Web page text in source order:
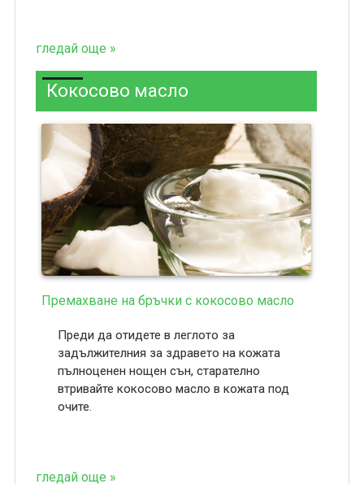
гледай още »
Кокосово масло
Премахване на бръчки с кокосово масло
Преди да отидете в леглото за
задължителния за здравето на кожата
пълноценен нощен сън, старателно
втривайте кокосово масло в кожата под
очите.
гледай още »